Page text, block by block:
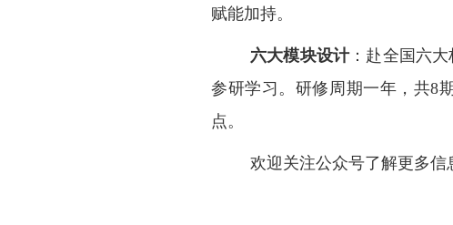
赋能加持。
六大模块设计：赴全国六
参研学习。研修周期一年， 共8
点。
欢迎关注公众号了解更多信